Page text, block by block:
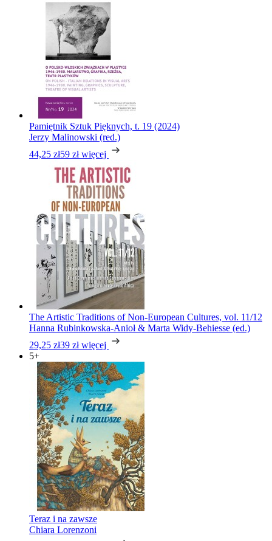
Pamiętnik Sztuk Pięknych, t. 19 (2024)
Jerzy Malinowski (red.)
44,25 zł59 zł więcej
The Artistic Traditions of Non-European Cultures, vol. 11/12
Hanna Rubinkowska-Anioł & Marta Widy-Behiesse (ed.)
29,25 zł39 zł więcej
5+
Teraz i na zawsze
Chiara Lorenzoni